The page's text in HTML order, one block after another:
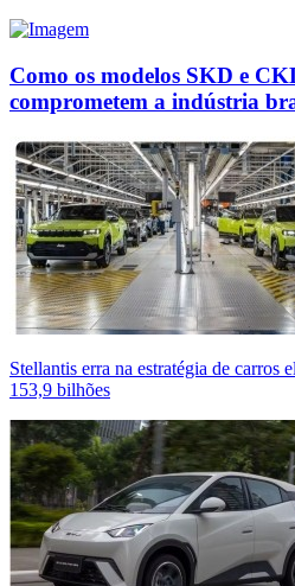
Como os modelos SKD e
comprometem a indústria
Stellantis erra na estratégia de carros
153,9 bilhões